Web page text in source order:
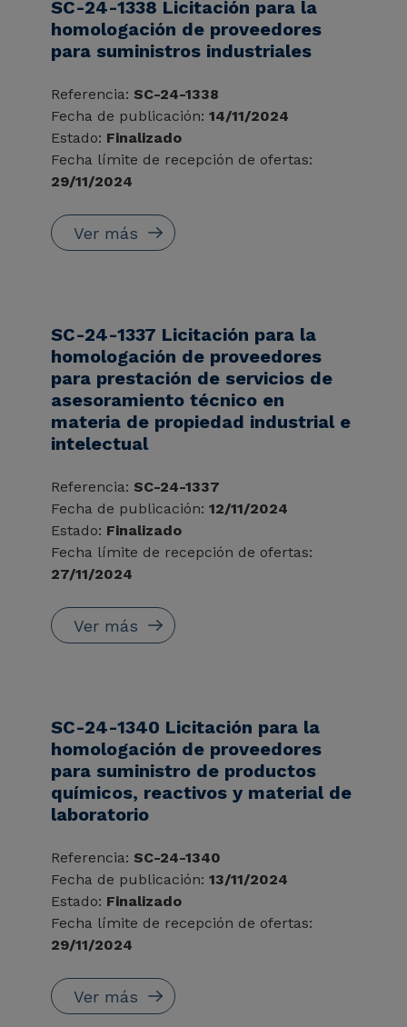
SC-24-1338 Licitación para la
homologación de proveedores
para suministros industriales
Referencia: SC-24-1338
Fecha de publicación: 14/11/2024
Estado: Finalizado
Fecha límite de recepción de ofertas:
29/11/2024
Ver más
SC-24-1337 Licitación para la
homologación de proveedores
para prestación de servicios de
asesoramiento técnico en
materia de propiedad industrial e
intelectual
Referencia: SC-24-1337
Fecha de publicación: 12/11/2024
Estado: Finalizado
Fecha límite de recepción de ofertas:
27/11/2024
Ver más
SC-24-1340 Licitación para la
homologación de proveedores
para suministro de productos
químicos, reactivos y material de
laboratorio
Referencia: SC-24-1340
Fecha de publicación: 13/11/2024
Estado: Finalizado
Fecha límite de recepción de ofertas:
29/11/2024
Ver más